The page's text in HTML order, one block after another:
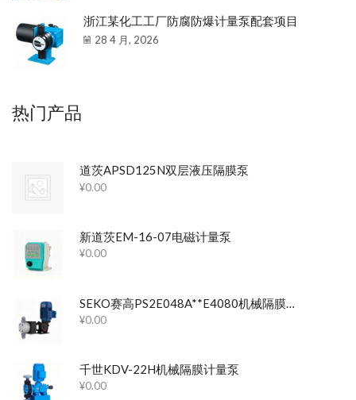
浙江某化工工厂防腐防爆计量泵配套项目
28 4 月, 2026
热门产品
道茨APSD125N双层液压隔膜泵
¥0.00
新道茨EM-16-07电磁计量泵
¥0.00
¥0.00
千世KDV-22H机械隔膜计量泵
¥0.00